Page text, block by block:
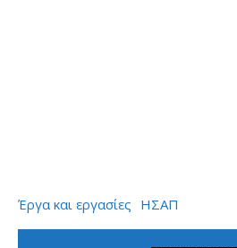
Έργα και εργασίες ΗΣΑΠ